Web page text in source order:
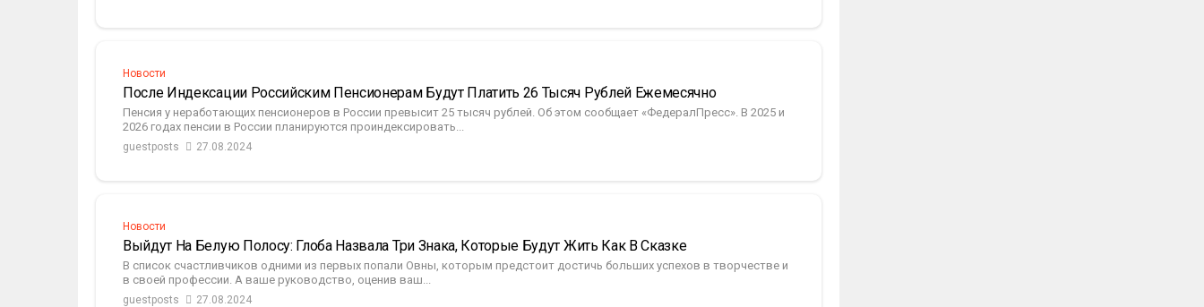
Новости
После Индексации Российским Пенсионерам Будут Платить 26 Тысяч Рублей Ежемесячно
Пенсия у неработающих пенсионеров в России превысит 25 тысяч рублей. Об этом сообщает «ФедералПресс». В 2025 и
2026 годах пенсии в России планируются проиндексировать...
guestposts 27.08.2024
Новости
Выйдут На Белую Полосу: Глоба Назвала Три Знака, Которые Будут Жить Как В Сказке
В список счастливчиков одними из первых попали Овны, которым предстоит достичь больших успехов в творчестве и
в своей профессии. А ваше руководство, оценив ваш...
guestposts 27.08.2024